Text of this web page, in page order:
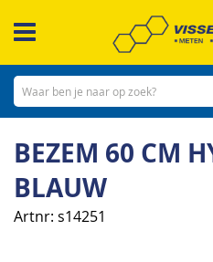
naar
inhoud
BEZEM 60 CM
BLAUW
Artnr s14251